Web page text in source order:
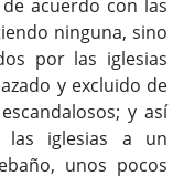
acuerdo con las
ninguna, sino
por las iglesias
y excluido de
y así
las iglesias a un
unos pocos